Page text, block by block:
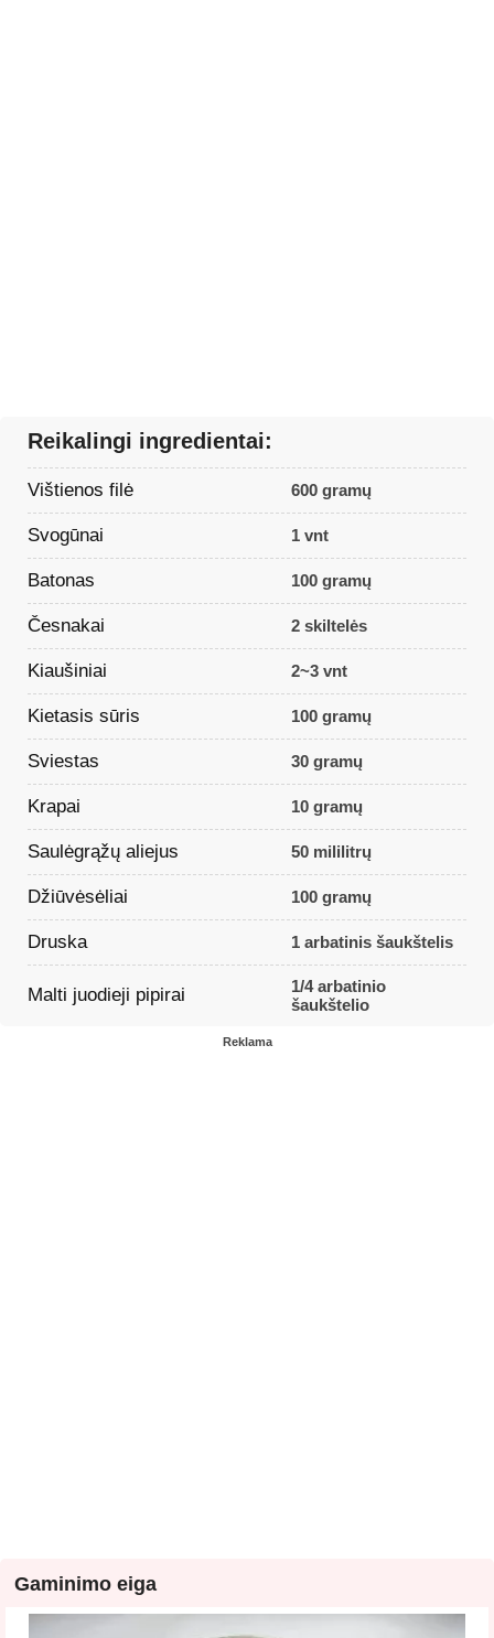
Reikalingi ingredientai:
Vištienos filė 600 gramų
Svogūnai 1 vnt
Batonas 100 gramų
Česnakai 2 skiltelės
Kiaušiniai 2~3 vnt
Kietasis sūris 100 gramų
Sviestas 30 gramų
Krapai 10 gramų
Saulėgrąžų aliejus 50 mililitrų
Džiūvėsėliai 100 gramų
Druska 1 arbatinis šaukštelis
Malti juodieji pipirai
1/4 arbatinio
šaukštelio
Reklama
Gaminimo eiga